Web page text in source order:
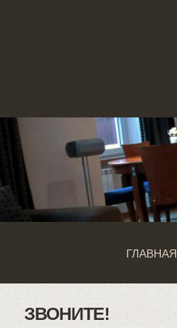
ГЛАВНАЯ
ЗВОНИТЕ!